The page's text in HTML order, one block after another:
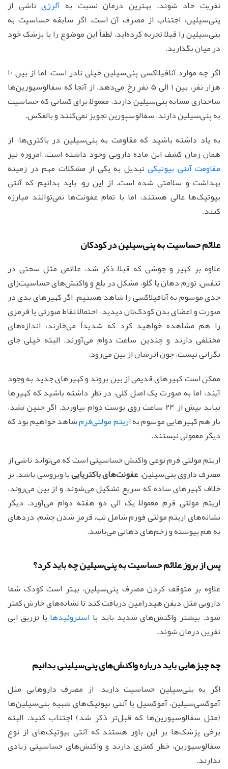
نفریت حاد شوند. بهترین درمان نسبت به آلرژیناشی از
پنی‌سیلین، اجتناب از مصرف آن است. اگر سابقه حساسیت به
پنی‌سیلین را قبلاً تجربه کرده‌اید، لطفاً این موضوع را با پزشک خود
در میان بگذارید.
اگر چه موارد آنافیلاکسی پنی‌سیلین خیلی نادر است، اما از بین 10
هزار نفر، بین 1 الی 5 نفر رخ می‌دهد. از آنجا که سفالوسپورین‌ها
ساختاری مشابه پنی‌سیلین دارند، معمولاً برای کسانی که حساسیت
به پنی‌سیلین دارند، سفالوسپورین تجویز نمی‌کنند و بالعکس.
به یاد داشته باشید که مقاومت به پنی‌سیلین در باکتری‌ها، از
همان زمان کشف این ماده دارویی وجود داشته است. امروزه نیز
مقاومت آنتی بیوتیکی تبدیل به یکی از مشکلات مهم در زمینه
بهداشت و سلامتی شده است. از این رو، باید بدانیم که آنتی
بیوتیک‌ها عالی هستند، اما با تمام عفونت‌ها نمی‌توانند مبارزه
کنند.
علائم حساسیت به پنی‌سیلین در کودکان
علاوه بر کهیر و جوشی که قبلاً ذکر شد، علائمی مثل سختی در
تنفس، تورم دهان یا گلو، مشکل در بلع و واکنش‌های حساسیت‌زای
جدی موسوم به آنافیلاکسی را شاهد هستیم. اگر کهیرهای بدی در
صورت و اعضای بدن کودک‌تان دیدید، احتمالاً نقاط صورتی یا قرمزی
را هم مشاهده خواهید کرد که شدیداً می‌خارند، اندازه‌های
مختلفی دارند و چندین ساعت دوام می‌آورند. البته خیلی جای
نگرانی نیست، چون اثرشان از بین می‌رود.
ممکن است کهیرهای قدیمی از بین بروند و کهیرهای جدید به وجود
آیند، اما به صورت یک اصل کلی، در نظر داشته باشید که کهیرها
نباید بیش از 24 ساعت روی پوست دوام بیاورند. اگر چنین نشد،
باز هم کهیرهایی موسوم بهاریتم مولتی‌فرمشاهد خواهیم بود که
دیگر معمولی نیستند.
اریتم مولتی فرم نوعی واکنش حساسیتی است که می‌تواند ناشی از
مصرف داروی پنی‌سیلین،عفونت‌های باکتریایییا ویروسی باشد. بر
خلاف کهیرهای ساده که سریع تشکیل می‌شوند و از بین می‌روند،
اریتم مولتی فرم معمولاً یک الی دو هفته دوام می‌آورد. دیگر
نشانه‌های اریتم مولتی فورم شامل تب، قرمز شدن چشم، دردهای
به هم پیوسته و زخم‌های دهانی می‌باشد.
پس از بروز علائم حساسیت به پنی‌سیلین چه باید کرد؟
علاوه بر متوقف کردن مصرف پنی‌سیلین، بهتر است کودک شما
دارویی مثل دیفن هیدرامین دریافت کند تا نشانه‌های خارش کمتر
شود. بیشتر واکنش‌های شدید باید با استروئیدهایا تزریق اپی
نفرین درمان شوند.
چه چیزهایی باید درباره واکنش‌های پنی‌سیلینی بدانیم
اگر به پنی‌سیلین حساسیت دارید، از مصرف داروهایی مثل
آموکسی‌سیلین، آموکسیل یا آنتی بیوتیک‌های شبیه پنی‌سیلین‌ها
(مثل سفالوسپورین‌ها که قبل‌تر ذکر شد) اجتناب کنید. البته
برخی پزشک‌ها بر این باور هستند که آنتی بیوتیک‌های از نوع
سفالوسپورین، خطر کمتری دارند و واکنش‌های حساسیتی زیادی
ندارند.